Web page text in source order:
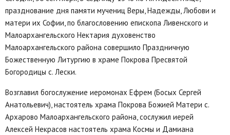
празднование дня памяти мучениц Веры, Надежды, Любови и
матери их Софии, по благословению епископа Ливенского и
Малоархангельского Нектария духовенство
Малоархангельского района совершило Праздничную
Божественную Литургию в храме Покрова Пресвятой
Богородицы с. Лески.
Возглавил богослужение иеромонах Ефрем (Босых Сергей
Анатольевич), настоятель храма Покрова Божией Матери с.
Архарово Малоархангельского района, сослужил иерей
Алексей Некрасов настоятель храма Космы и Дамиана